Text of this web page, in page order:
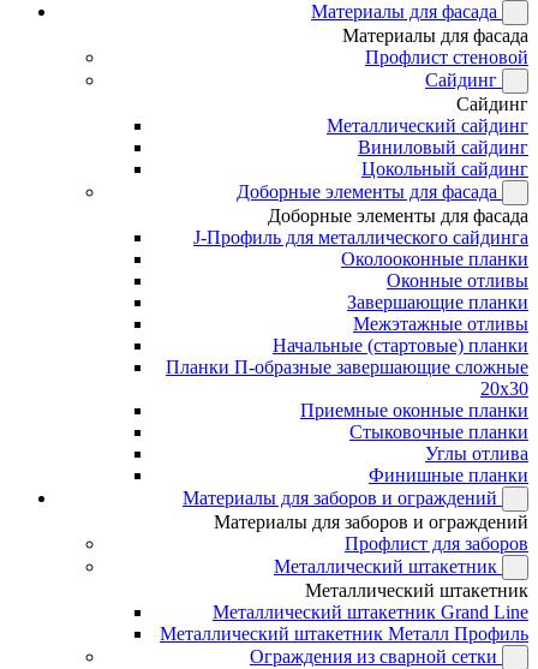
Материалы для фасада
Материалы для фасада
Профлист стеновой
Сайдинг
Сайдинг
Металлический сайдинг
Виниловый сайдинг
Цокольный сайдинг
Доборные элементы для фасада
Доборные элементы для фасада
J-Профиль для металлического сайдинга
Околооконные планки
Оконные отливы
Завершающие планки
Межэтажные отливы
Начальные (стартовые) планки
Планки П-образные завершающие сложные
20x30
Приемные оконные планки
Стыковочные планки
Углы отлива
Финишные планки
Материалы для заборов и ограждений
Материалы для заборов и ограждений
Профлист для заборов
Металлический штакетник
Металлический штакетник
Металлический штакетник Grand Line
Металлический штакетник Металл Профиль
Ограждения из сварной сетки